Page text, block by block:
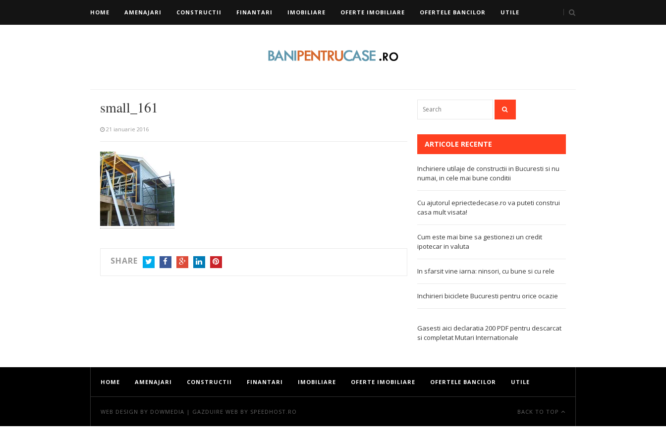
HOME AMENAJARI CONSTRUCTII FINANTARI IMOBILIARE OFERTE IMOBILIARE OFERTELE BANCILOR UTILE
small_161
21 ianuarie 2016
SHARE
ARTICOLE RECENTE
Inchiriere utilaje de constructii in Bucuresti si nu
numai, in cele mai bune conditii
Cu ajutorul epriectedecase.ro va puteti construi
casa mult visata!
Cum este mai bine sa gestionezi un credit
ipotecar in valuta
In sfarsit vine iarna: ninsori, cu bune si cu rele
Inchirieri biciclete Bucuresti pentru orice ocazie
Gasesti aici declaratia 200 PDFpentru descarcat
si completatMutari Internationale
HOME AMENAJARI CONSTRUCTII FINANTARI IMOBILIARE OFERTE IMOBILIARE OFERTELE BANCILOR UTILE
WEB DESIGN BY DOWMEDIA | GAZDUIRE WEB BY SPEEDHOST.RO BACK TO TOP